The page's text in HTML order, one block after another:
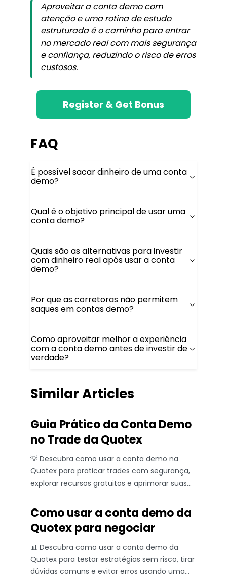
Aproveitar a conta demo com
atenção e uma rotina de estudo
estruturada é o caminho para entrar
no mercado real com mais segurança
e confiança, reduzindo o risco de erros
custosos.
Register & Get Bonus
FAQ
É possível sacar dinheiro de uma conta
demo?
Qual é o objetivo principal de usar uma
conta demo?
Quais são as alternativas para investir
com dinheiro real após usar a conta
demo?
Por que as corretoras não permitem
saques em contas demo?
Como aproveitar melhor a experiência
com a conta demo antes de investir de
verdade?
Similar Articles
Guia Prático da Conta Demo
no Trade da Quotex
💡 Descubra como usar a conta demo na
Quotex para praticar trades com segurança,
explorar recursos gratuitos e aprimorar suas
Como usar a conta demo da
Quotex para negociar
📊 Descubra como usar a conta demo da
Quotex para testar estratégias sem risco, tirar
dúvidas comuns e evitar erros usando uma